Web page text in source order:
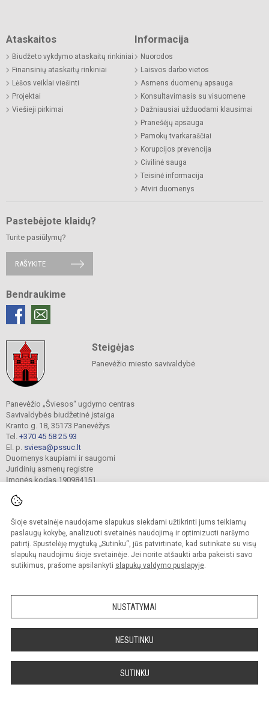
Šioje svetainėje naudojame slapukus siekdami užtikrinti jums teikiamų
paslaugų kokybę, analizuoti svetainės naudojimą ir optimizuoti naršymo
patirtį. Spustelėję mygtuką „Sutinku“, jūs patvirtinate, kad sutinkate su visų
slapukų naudojimu šioje svetainėje. Jei norite atšaukti arba pakeisti savo
sutikimus, prašome apsilankyti slapukų valdymo puslapyje.
NUSTATYMAI
NESUTINKU
SUTINKU
Ataskaitos
Biudžeto vykdymo ataskaitų rinkiniai
Finansinių ataskaitų rinkiniai
Lėšos veiklai viešinti
Projektai
Viešieji pirkimai
Informacija
Nuorodos
Laisvos darbo vietos
Asmens duomenų apsauga
Konsultavimasis su visuomene
Dažniausiai užduodami klausimai
Pranešėjų apsauga
Pamokų tvarkaraščiai
Korupcijos prevencija
Civilinė sauga
Teisinė informacija
Atviri duomenys
Pastebėjote klaidų?
Turite pasiūlymų?
RAŠYKITE
Bendraukime
Steigėjas
Panevėžio miesto savivaldybė
Panevėžio „Šviesos“ ugdymo centras
Savivaldybės biudžetinė įstaiga
Kranto g. 18, 35173 Panevėžys
Tel. +370 45 58 25 93
El. p. sviesa@pssuc.lt
Duomenys kaupiami ir saugomi
Juridinių asmenų registre
Įmonės kodas 190984151
© 2021. Panevėžio „Šviesos“ ugdymo centras. Visos teisės saugomos.
Kopijuoti turinį be raštiško administracijos sutikimo griežtai draudžiama.
Prieinamumo paraiška Slapukų valdymas
Sumanus būdas atnaujinti